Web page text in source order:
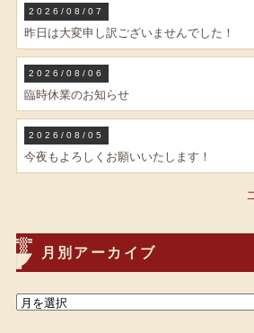
2026/08/07
昨日は大変申し訳ございませんでした！
2026/08/06
臨時休業のお知らせ
2026/08/05
今夜もよろしくお願いいたします！
月別アーカイブ